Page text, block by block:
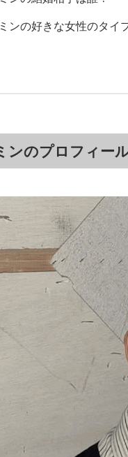
ンの好きな女性のタイ
ンのプロフィー